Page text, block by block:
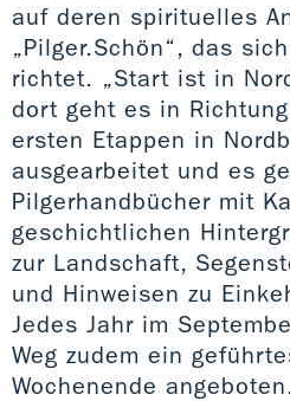
auf deren spirituelles
„Pilger.Schön“, das
richtet. „Start ist in
dort geht es in
ersten Etappen in
ausgearbeitet und es
Pilgerhandbücher mit
geschichtlichen
zur Landschaft,
und Hinweisen zu
Jedes Jahr im
Weg zudem ein
Wochenende